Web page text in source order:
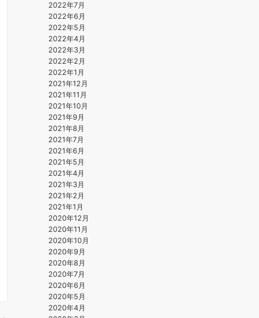
2022年7月
2022年6月
2022年5月
2022年4月
2022年3月
2022年2月
2022年1月
2021年12月
2021年11月
2021年10月
2021年9月
2021年8月
2021年7月
2021年6月
2021年5月
2021年4月
2021年3月
2021年2月
2021年1月
2020年12月
2020年11月
2020年10月
2020年9月
2020年8月
2020年7月
2020年6月
2020年5月
2020年4月